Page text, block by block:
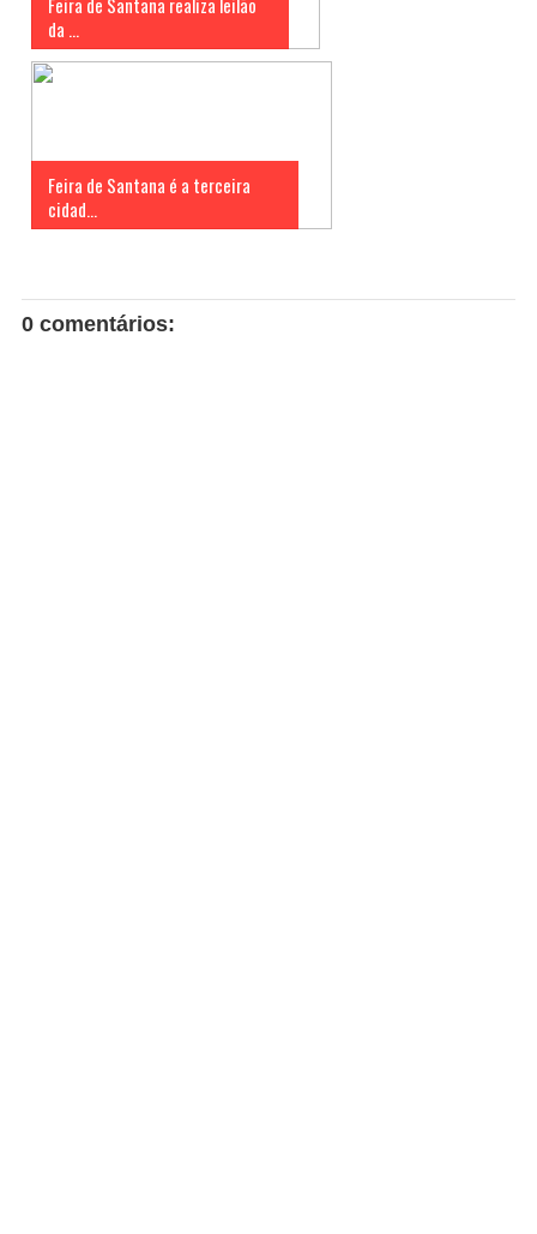
da ...
Feira de Santana é a terceira
cidad...
0 comentários: